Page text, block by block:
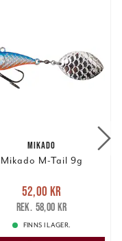
MIKADO
Mikado M-Tail 9g
Nuvarande pris
krTidigare pris
58,00 kr
52,00 kr
58,00 kr
FINNS I LAGER.